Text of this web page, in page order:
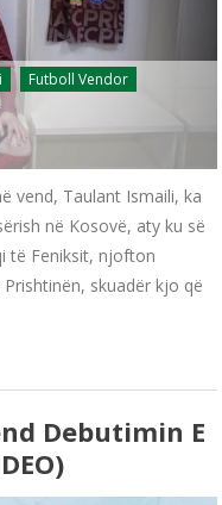
Futboll Vendor
vend, Taulant Ismaili, ka
në Kosovë, aty ku së
të Feniksit, njofton
Prishtinën, skuadër kjo që
Debutimin E